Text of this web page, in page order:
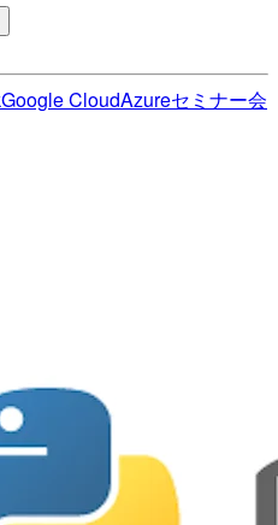
Google CloudAzureセミナー会